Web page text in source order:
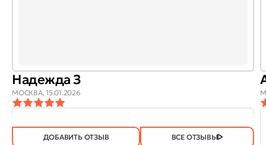
Надежда З
МОСКВА,15.01.2026
ПОЛЕЗЕН?
ДА(746) НЕТ(21)
ДОБАВИТЬ ОТЗЫВ ВСЕ ОТЗЫВЫ